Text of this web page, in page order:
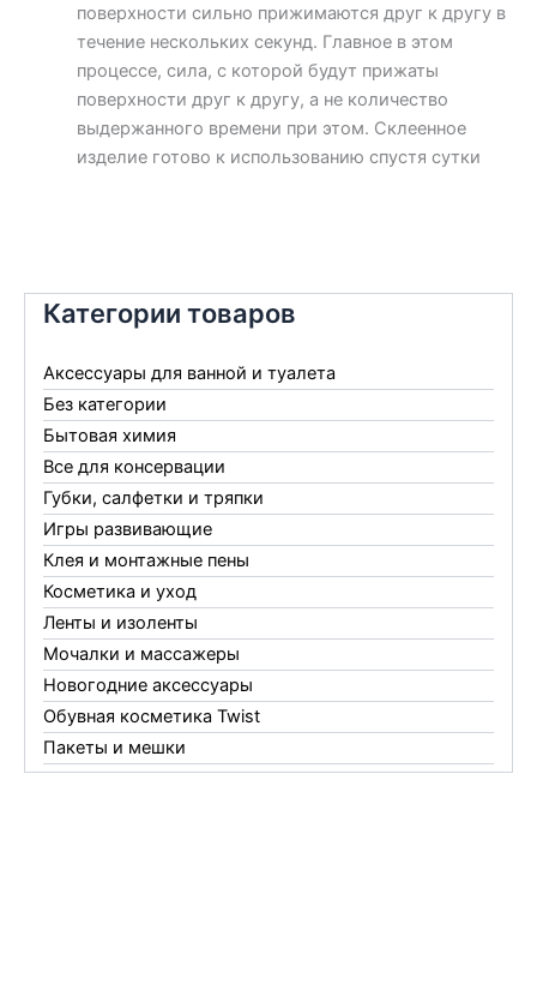
Категории товаров
Аксессуары для ванной и туалета
Без категории
Бытовая химия
Все для консервации
Губки, салфетки и тряпки
Игры развивающие
Клея и монтажные пены
Косметика и уход
Ленты и изоленты
Мочалки и массажеры
Новогодние аксессуары
Обувная косметика Twist
Пакеты и мешки
Перчатки
поверхности сильно прижимаются друг к другу в
течение нескольких секунд. Главное в этом
процессе, сила, с которой будут прижаты
поверхности друг к другу, а не количество
выдержанного времени при этом. Склеенное
изделие готово к использованию спустя сутки